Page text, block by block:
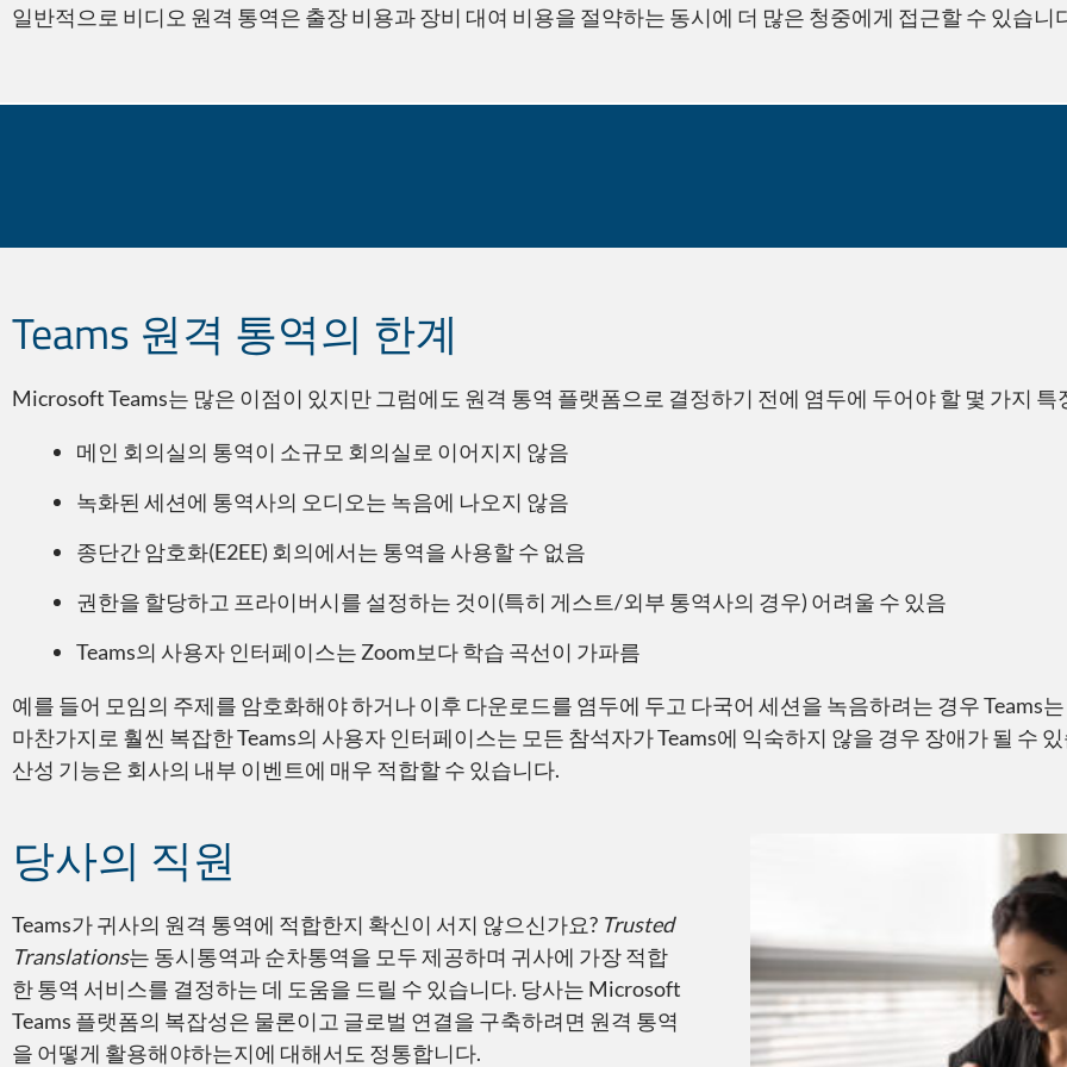
일반적으로 비디오 원격 통역은 출장 비용과 장비 대여 비용을 절약하는 동시에 더 많은 청중에게 접근할 수 있습니
알고 계셨나요?
Teams 원격 통역의 한계
Microsoft Teams는 많은 이점이 있지만 그럼에도 원격 통역 플랫폼으로 결정하기 전에 염두에 두어야 할 몇 가지 특
메인 회의실의 통역이 소규모 회의실로 이어지지 않음
녹화된 세션에 통역사의 오디오는 녹음에 나오지 않음
종단간 암호화(E2EE) 회의에서는 통역을 사용할 수 없음
권한을 할당하고 프라이버시를 설정하는 것이(특히 게스트/외부 통역사의 경우) 어려울 수 있음
Teams의 사용자 인터페이스는 Zoom보다 학습 곡선이 가파름
예를 들어 모임의 주제를 암호화해야 하거나 이후 다운로드를 염두에 두고 다국어 세션을 녹음하려는 경우 Teams
마찬가지로 훨씬 복잡한 Teams의 사용자 인터페이스는 모든 참석자가 Teams에 익숙하지 않을 경우 장애가 될 수
산성 기능은 회사의 내부 이벤트에 매우 적합할 수 있습니다.
당사의 직원
Teams가 귀사의 원격 통역에 적합한지 확신이 서지 않으신가요? Trusted
Translations는 동시통역과 순차통역을 모두 제공하며 귀사에 가장 적합
한 통역 서비스를 결정하는 데 도움을 드릴 수 있습니다. 당사는 Microsoft
Teams 플랫폼의 복잡성은 물론이고 글로벌 연결을 구축하려면 원격 통역
을 어떻게 활용해야하는지에 대해서도 정통합니다.